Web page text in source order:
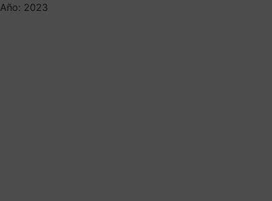
Año: 2023